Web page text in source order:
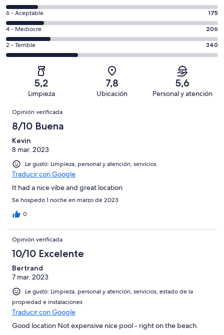
-
Excelente.
131
de
1000
opiniones
8
-
Bueno.
148
de
1000
opiniones
Evaluación:
6
-
Aceptable.
175
opiniones
6 - Aceptable 175
Evaluación:
4
-
4 - Mediocre 206
Evaluación:
2
Terrible.
1000
opiniones
2 - Terrible 340
5,2
Limpieza
7,8
Ubicación
5,6
Personal y atención
Opiniones
Opinión verificada
8/10 Buena
Kevin
8 mar. 2023
Le gustó: Limpieza, personal y atención, servicios
Traducir con Google
It had a nice vibe and great location
Se hospedó 1 noche en marzo de 2023
0
Opinión verificada
10/10 Excelente
Bertrand
7 mar. 2023
Le gustó: Limpieza, personal y atención, servicios, estado de la
propiedad e instalaciones
Traducir con Google
Good location Not expensive nice pool - right on the beach.